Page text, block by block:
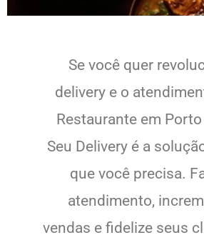
Se você quer
delivery e o
Restaurante em
Seu Delivery é a
que você precisa.
atendimento,
vendas e fidelize seus